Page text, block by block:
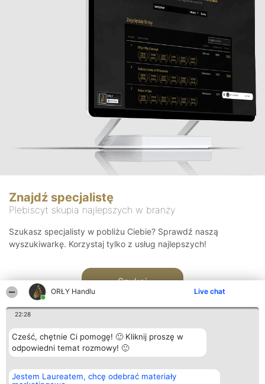
ORŁY Handlu Live chat
22:28
Cześć, chętnie Ci pomogę! 🙂 Kliknij proszę w
odpowiedni temat rozmowy! 🙂
Jestem Laureatem, chcę odebrać materiały
Znajdź specjalistę
Plebiscyt skupia najlepszych w branży
Szukasz specjalisty w pobliżu Ciebie? Sprawdź naszą
wyszukiwarkę. Korzystaj tylko z usług najlepszych!
Szukaj
Organizator plebiscytu
Bright Side Solutions sp. z o.
Plebiscyt
Laureaci
Kontakt
Kontakt